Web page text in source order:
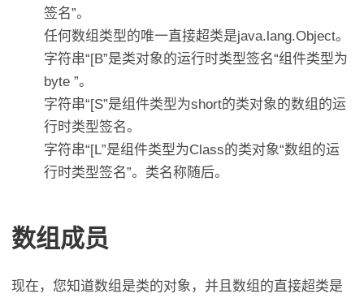
签名”。
任何数组类型的唯一直接超类是java.lang.Object。
字符串“[B”是类对象的运行时类型签名“组件类型为
byte ”。
字符串“[S”是组件类型为short的类对象的数组的运
行时类型签名。
字符串“[L”是组件类型为Class的类对象“数组的运
行时类型签名”。类名称随后。
数组成员
现在，您知道数组是类的对象，并且数组的直接超类是